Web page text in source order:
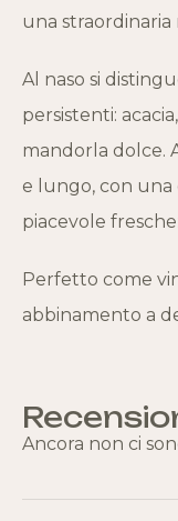
una straordinaria
Al naso si
persistenti:
mandorla dolce.
e lungo, con
piacevole
Perfetto come
abbinamento a
Ancora non ci